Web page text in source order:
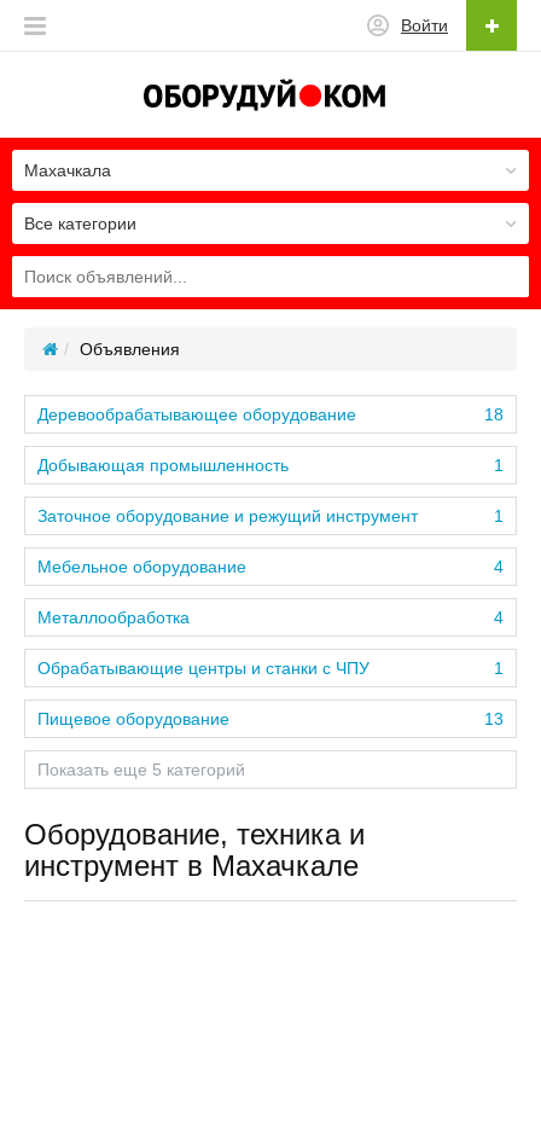
Войти
Все категории
Махачкала
Объявления
18
Деревообрабатывающее оборудование
1
Добывающая промышленность
1
Заточное оборудование и режущий инструмент
4
Мебельное оборудование
4
Металлообработка
1
Обрабатывающие центры и станки с ЧПУ
13
Пищевое оборудование
Показать еще 5 категорий
Оборудование, техника и
инструмент в Махачкале